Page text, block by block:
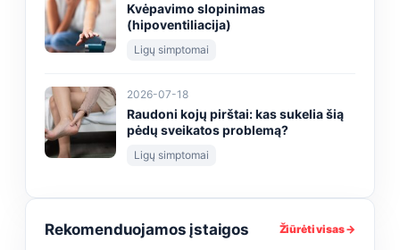
Kvėpavimo slopinimas
(hipoventiliacija)
Ligų simptomai
2026-07-18
Raudoni kojų pirštai: kas sukelia šią
pėdų sveikatos problemą?
Ligų simptomai
Rekomenduojamos įstaigos Žiūrėti visas →